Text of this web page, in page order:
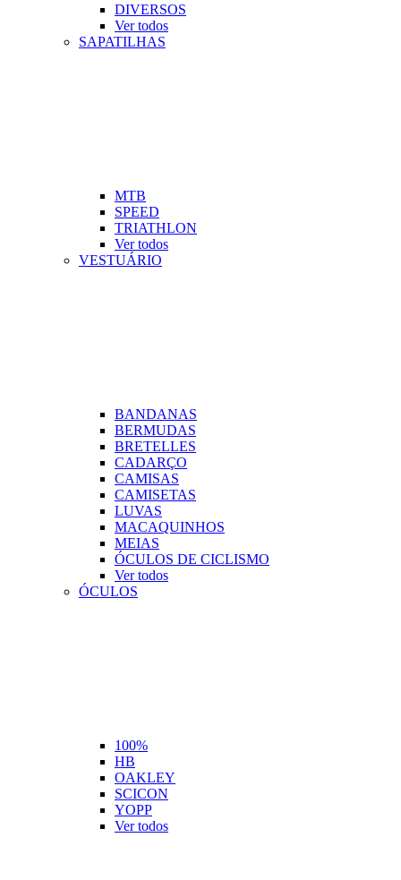
DIVERSOS
Ver todos
SAPATILHAS
MTB
SPEED
TRIATHLON
Ver todos
VESTUÁRIO
BANDANAS
BERMUDAS
BRETELLES
CADARÇO
CAMISAS
CAMISETAS
LUVAS
MACAQUINHOS
MEIAS
ÓCULOS DE CICLISMO
Ver todos
ÓCULOS
100%
HB
OAKLEY
SCICON
YOPP
Ver todos